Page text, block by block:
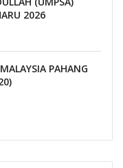
2026
PAHANG